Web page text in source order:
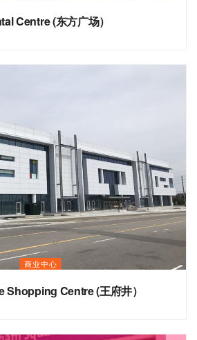
Centre (东方广场）
商业中心
Shopping Centre (王府井）